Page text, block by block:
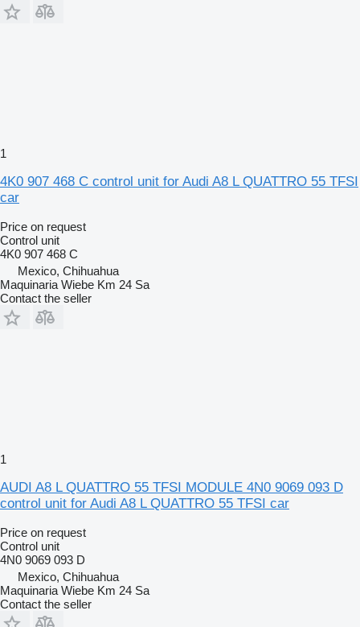
1
4K0 907 468 C control unit for Audi A8 L QUATTRO 55 TFSI
car
Price on request
Control unit
4K0 907 468 C
Mexico, Chihuahua
Maquinaria Wiebe Km 24 Sa
Contact the seller
1
AUDI A8 L QUATTRO 55 TFSI MODULE 4N0 9069 093 D
control unit for Audi A8 L QUATTRO 55 TFSI car
Price on request
Control unit
4N0 9069 093 D
Mexico, Chihuahua
Maquinaria Wiebe Km 24 Sa
Contact the seller